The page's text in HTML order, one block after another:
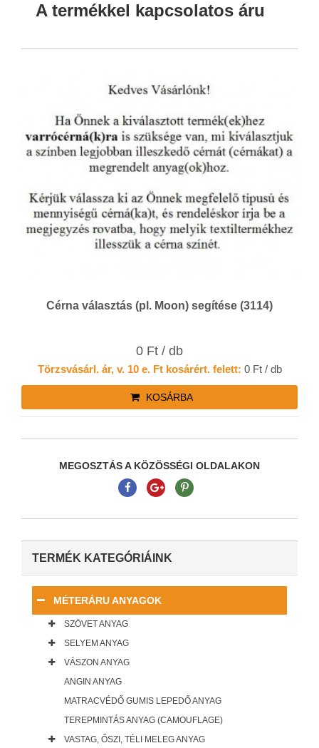
A termékkel kapcsolatos áru
Cérna választás (pl. Moon) segítése (3114)
0 Ft / db
Törzsvásárl. ár, v. 10 e. Ft kosárért. felett: 0 Ft / db
KOSÁRBA
MEGOSZTÁS A KÖZÖSSÉGI OLDALAKON
TERMÉK KATEGÓRIÁINK
MÉTERÁRU ANYAGOK
SZÖVET ANYAG
SELYEM ANYAG
VÁSZON ANYAG
ANGIN ANYAG
MATRACVÉDŐ GUMIS LEPEDŐ ANYAG
TEREPMINTÁS ANYAG (CAMOUFLAGE)
VASTAG, ŐSZI, TÉLI MELEG ANYAG